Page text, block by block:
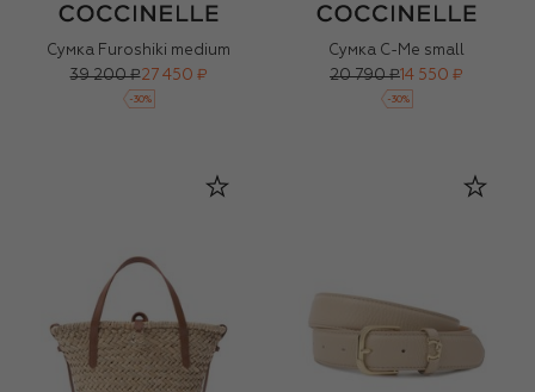
Сумка Furoshiki medium
39 200 ₽27 450 ₽
-30%
Сумка C-Me small
20 790 ₽ 14 550 ₽
-30%